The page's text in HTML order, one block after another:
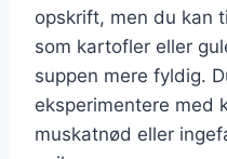
opskrift, men du kan
som kartofler eller
suppen mere fyldig.
eksperimentere med
muskatnød eller